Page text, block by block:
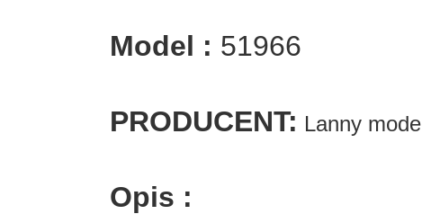
Model : 51966
PRODUCENT: Lanny mode
Opis :